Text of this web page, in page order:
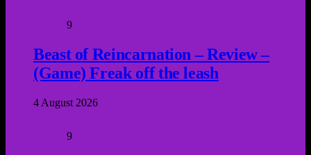
9
Beast of Reincarnation – Review –
(Game) Freak off the leash
4 August 2026
9